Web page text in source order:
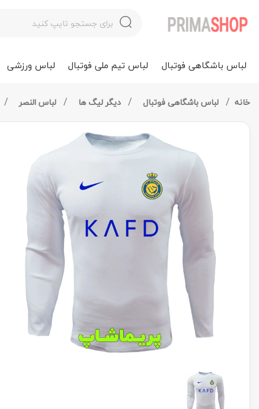
لباس باشگاهی فوتبال لباس تیم ملی فوتبال لباس ورزشی
خانه لباس باشگاهی فوتبال دیگر لیگ ها لباس النصر